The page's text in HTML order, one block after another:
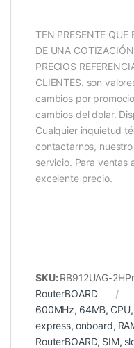
TEN PRESENTE QUE
DE UNA
PRECIOS
CLIENTES. son
cambios por
cambios del dolar.
Cualquier inquietud
contactarnos,
servicio. Para ventas
excelente precio.
SKU: RB912UAG-
RouterBOARD
600MHz, 64MB, CPU,
express, onboard,
RouterBOARD, SIM,